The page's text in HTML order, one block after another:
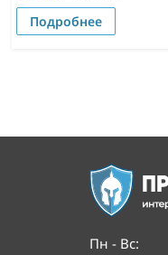
Подробнее
Пн - Вс: